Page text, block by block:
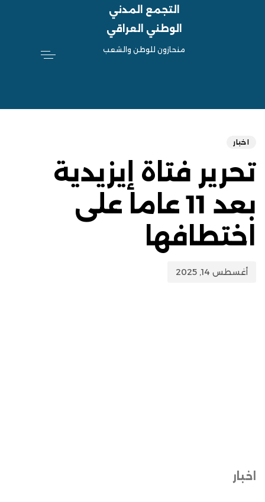
التجمع المدني
الوطني العراقي
منحازون للوطن والشعب
اخبار
تحرير فتاة إيزيدية
بعد 11 عاما على
اختطافها
أغسطس 14, 2025
اخبار